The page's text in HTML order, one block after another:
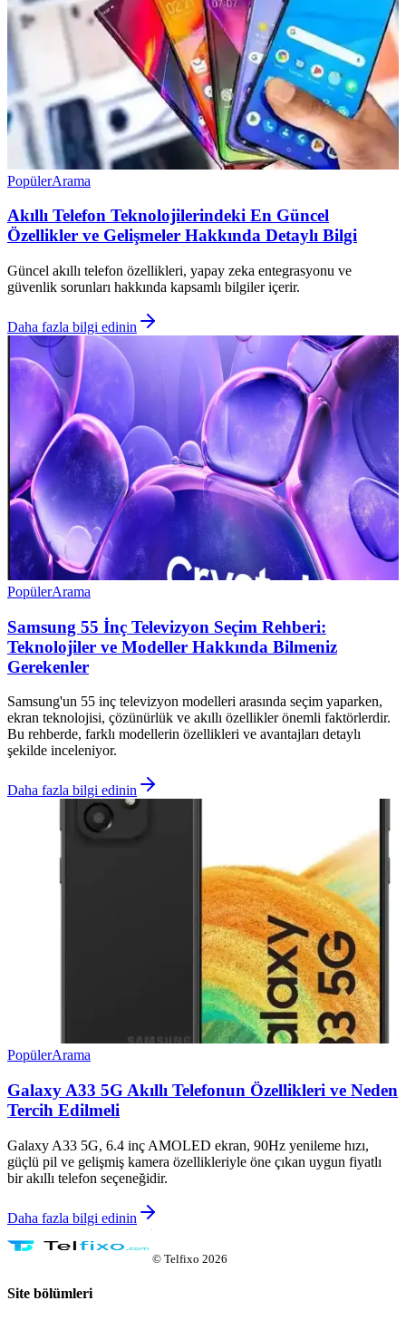
PopülerArama
Akıllı Telefon Teknolojilerindeki En Güncel
Özellikler ve Gelişmeler Hakkında Detaylı Bilgi
Güncel akıllı telefon özellikleri, yapay zeka entegrasyonu ve
güvenlik sorunları hakkında kapsamlı bilgiler içerir.
Daha fazla bilgi edinin
PopülerArama
Samsung 55 İnç Televizyon Seçim Rehberi:
Teknolojiler ve Modeller Hakkında Bilmeniz
Gerekenler
Samsung'un 55 inç televizyon modelleri arasında seçim yaparken,
ekran teknolojisi, çözünürlük ve akıllı özellikler önemli faktörlerdir.
Bu rehberde, farklı modellerin özellikleri ve avantajları detaylı
şekilde inceleniyor.
Daha fazla bilgi edinin
PopülerArama
Galaxy A33 5G Akıllı Telefonun Özellikleri ve Neden
Tercih Edilmeli
Galaxy A33 5G, 6.4 inç AMOLED ekran, 90Hz yenileme hızı,
güçlü pil ve gelişmiş kamera özellikleriyle öne çıkan uygun fiyatlı
bir akıllı telefon seçeneğidir.
Daha fazla bilgi edinin
© Telfixo 2026
Site bölümleri